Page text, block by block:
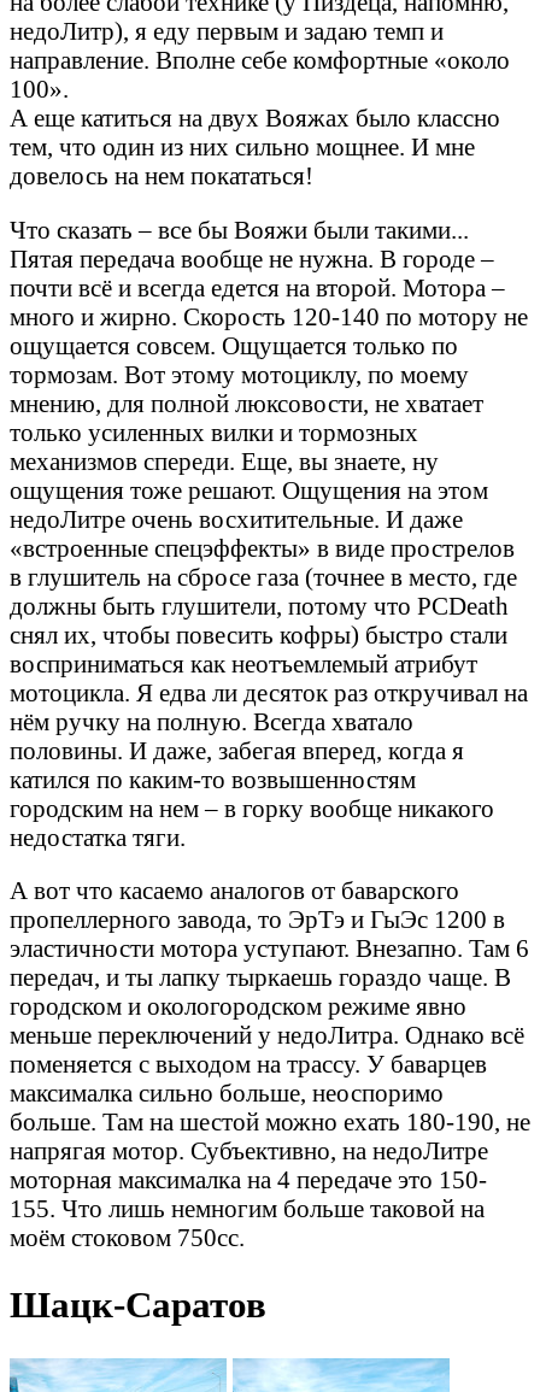
недоЛитр), я еду первым и задаю темп и
направление. Вполне себе комфортные «около
100».
А еще катиться на двух Вояжах было классно
тем, что один из них сильно мощнее. И мне
довелось на нем покататься!
Что сказать – все бы Вояжи были такими...
Пятая передача вообще не нужна. В городе –
почти всё и всегда едется на второй. Мотора –
много и жирно. Скорость 120-140 по мотору не
ощущается совсем. Ощущается только по
тормозам. Вот этому мотоциклу, по моему
мнению, для полной люксовости, не хватает
только усиленных вилки и тормозных
механизмов спереди. Еще, вы знаете, ну
ощущения тоже решают. Ощущения на этом
недоЛитре очень восхитительные. И даже
«встроенные спецэффекты» в виде прострелов
в глушитель на сбросе газа (точнее в место, где
должны быть глушители, потому что PCDeath
снял их, чтобы повесить кофры) быстро стали
восприниматься как неотъемлемый атрибут
мотоцикла. Я едва ли десяток раз откручивал на
нём ручку на полную. Всегда хватало
половины. И даже, забегая вперед, когда я
катился по каким-то возвышенностям
городским на нем – в горку вообще никакого
недостатка тяги.
А вот что касаемо аналогов от баварского
пропеллерного завода, то ЭрТэ и ГыЭс 1200 в
эластичности мотора уступают. Внезапно. Там 6
передач, и ты лапку тыркаешь гораздо чаще. В
городском и окологородском режиме явно
меньше переключений у недоЛитра. Однако всё
поменяется с выходом на трассу. У баварцев
максималка сильно больше, неоспоримо
больше. Там на шестой можно ехать 180-190, не
напрягая мотор. Субъективно, на недоЛитре
моторная максималка на 4 передаче это 150-
155. Что лишь немногим больше таковой на
моём стоковом 750сс.
Шацк-Саратов